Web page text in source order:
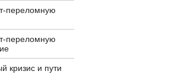
переломную
переломную
кризис и пути